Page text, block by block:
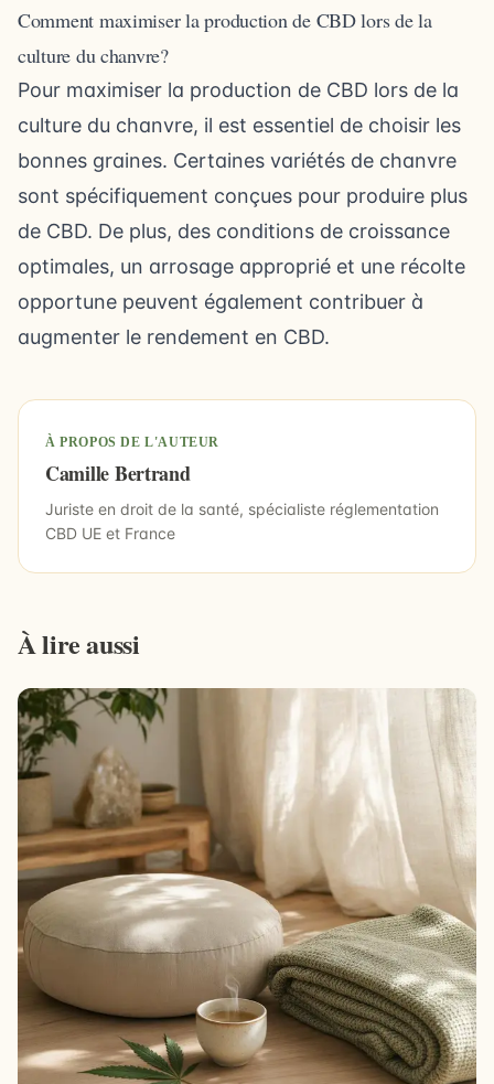
Comment maximiser la production de CBD lors de la
culture du chanvre?
Pour maximiser la production de CBD lors de la
culture du chanvre, il est essentiel de choisir les
bonnes graines. Certaines variétés de chanvre
sont spécifiquement conçues pour produire plus
de CBD. De plus, des conditions de croissance
optimales, un arrosage approprié et une récolte
opportune peuvent également contribuer à
augmenter le rendement en CBD.
À PROPOS DE L'AUTEUR
Camille Bertrand
Juriste en droit de la santé, spécialiste réglementation
CBD UE et France
À lire aussi